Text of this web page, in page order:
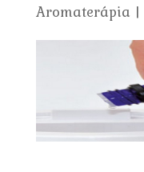
Aromaterápia |